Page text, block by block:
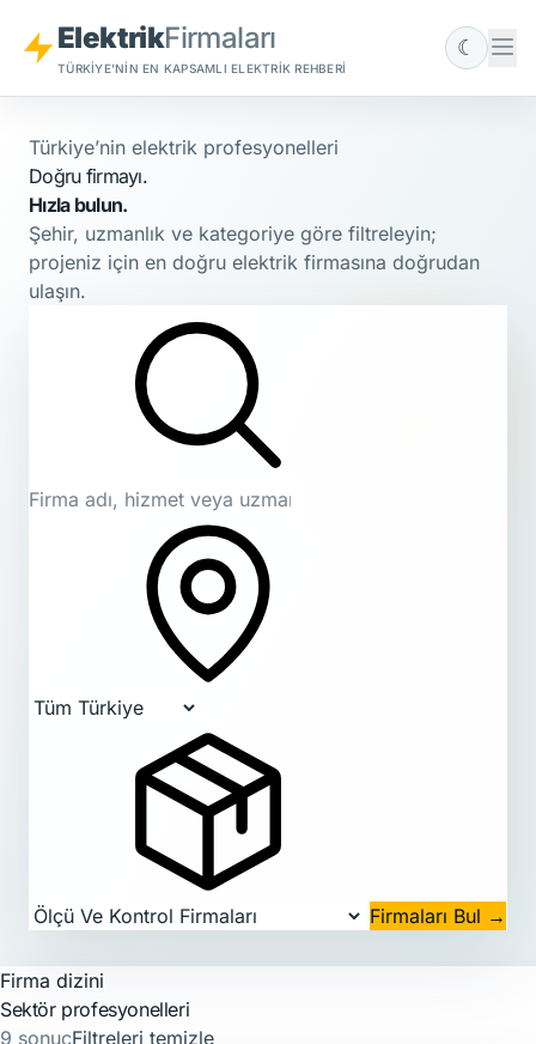
ElektrikFirmaları
TÜRKIYE'NIN EN KAPSAMLI ELEKTRIK REHBERI
☾
Türkiye’nin elektrik profesyonelleri
Doğru firmayı.
Hızla bulun.
Şehir, uzmanlık ve kategoriye göre filtreleyin;
projeniz için en doğru elektrik firmasına doğrudan
ulaşın.
Firmaları Bul →
Firma dizini
Sektör profesyonelleri
9 sonuçFiltreleri temizle